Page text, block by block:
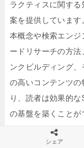
ラクティスに関す
案を提供していま
本概念や検索エンジ
ードリサーチの方法
ンクビルディング
の高いコンテンツの
り、読者は効果的
の基盤を築くことが
シェア